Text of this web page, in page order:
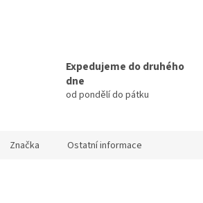
Expedujeme do druhého
dne
od pondělí do pátku
Značka Ostatní informace